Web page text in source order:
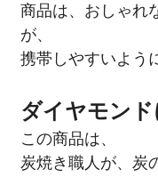
商品は、おしゃれ
が、
携帯しやすいよう
ダイヤモン
この商品は、
炭焼き職人が、炭